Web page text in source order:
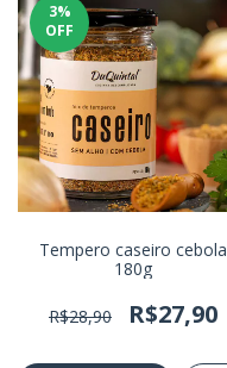
3%
OFF
Tempero caseiro cebola
180g
R$28,90 R$27,90